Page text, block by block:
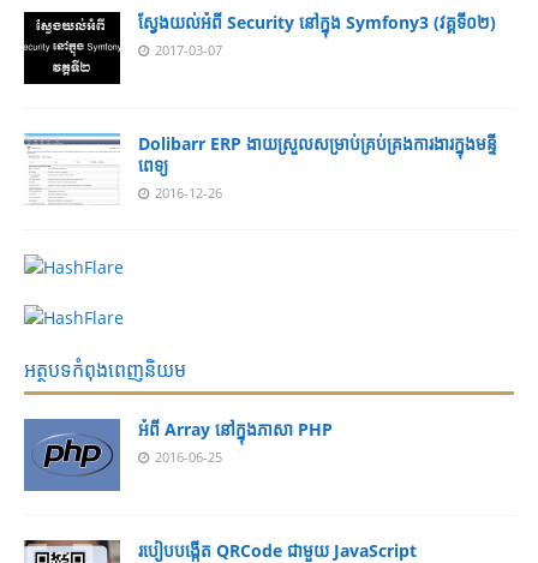
ស្វែងយល់អំពី Security នៅក្នុង Symfony3 (វគ្គទី០២)
2017-03-07
Dolibarr ERP ងាយស្រួលសម្រាប់គ្រប់គ្រងការងារក្នុងមន្ទី
ពេទ្យ
2016-12-26
អត្ថបទកំពុងពេញនិយម
អំពី Array នៅ​​ក្នុង​ភា​សា PHP
2016-06-25
របៀប​បង្កើត​ QRCode ជាមួយ JavaScript